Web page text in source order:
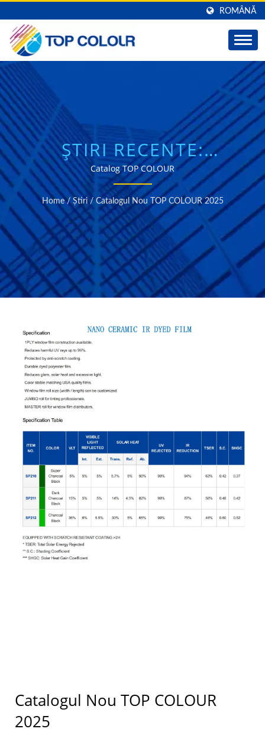
ROMÂNĂ
ȘTIRI RECENTE:
CATALOGUL NOU TOP
COLOUR 2025 | TOP
COLOUR
Catalog TOP COLOUR
Home / Știri / Catalogul Nou TOP COLOUR 2025
Catalogul Nou TOP COLOUR
2025